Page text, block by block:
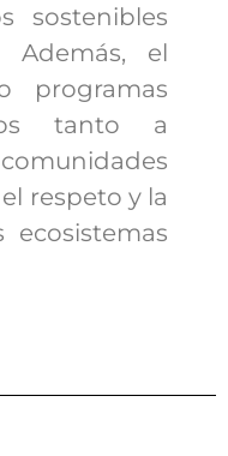
sostenibles
Además, el
programas
tanto a
respeto y la